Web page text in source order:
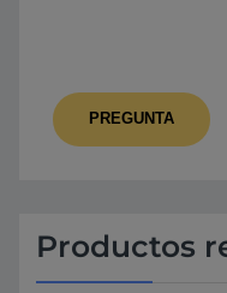
Productos